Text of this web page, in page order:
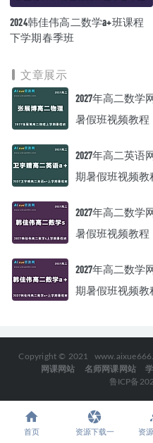
2024韩佳伟高二数学a+班课程
下学期春季班
文章展示
2027年高二数
暑假班视频教程
2027年高二英语
期暑假班视频教
2027年高二数
暑假班视频教程
2027年高二数学
期暑假班视频教
Copyright © 2021
网课网站
名师网课网站
鲁ICP备
首页 资源下载一 资